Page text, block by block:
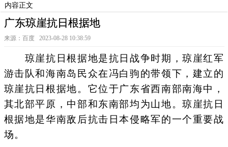
内容正文
广东琼崖抗日根据地
来源：百度 2023-08-28 10:38:59
琼崖抗日根据地是抗日战争时期，琼崖红军
游击队和海南岛民众在冯白驹的带领下，建立的
琼崖抗日根据地。它位于广东省西南部南海中，
其北部平原，中部和东南部均为山地。琼崖抗日
根据地是华南敌后抗击日本侵略军的一个重要战
场。